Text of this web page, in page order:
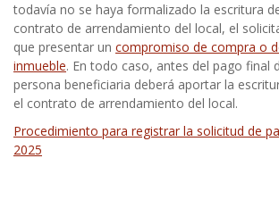
todavía no se haya formalizado la escritura
contrato de arrendamiento del local, el
que presentar un compromiso de compra o
inmueble. En todo caso, antes del pago final
persona beneficiaria deberá aportar la
el contrato de arrendamiento del local.
Procedimiento para registrar la solicitud de
2025